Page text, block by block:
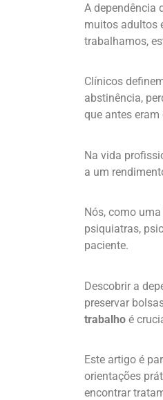
A dependência
muitos adultos
trabalhamos,
Clínicos
abstinência,
que antes
Na vida
a um
Nós, como
psiquiatras,
paciente.
Descobrir a
preservar
trabalho é
Este artigo é
orientações
encontrar